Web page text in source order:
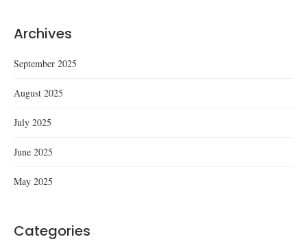
Archives
September 2025
August 2025
July 2025
June 2025
May 2025
Categories